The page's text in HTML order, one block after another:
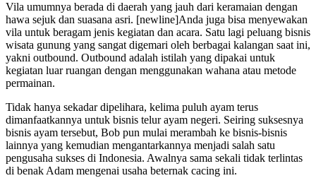
Vila umumnya berada di daerah yang jauh dari keramaian dengan
hawa sejuk dan suasana asri. [newline]Anda juga bisa menyewakan
vila untuk beragam jenis kegiatan dan acara. Satu lagi peluang bisnis
wisata gunung yang sangat digemari oleh berbagai kalangan saat ini,
yakni outbound. Outbound adalah istilah yang dipakai untuk
kegiatan luar ruangan dengan menggunakan wahana atau metode
permainan.
Tidak hanya sekadar dipelihara, kelima puluh ayam terus
dimanfaatkannya untuk bisnis telur ayam negeri. Seiring suksesnya
bisnis ayam tersebut, Bob pun mulai merambah ke bisnis-bisnis
lainnya yang kemudian mengantarkannya menjadi salah satu
pengusaha sukses di Indonesia. Awalnya sama sekali tidak terlintas
di benak Adam mengenai usaha beternak cacing ini.